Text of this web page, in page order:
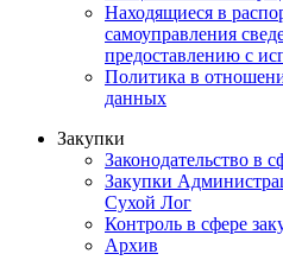
Находящиеся в
самоуправления
предоставлению с
Политика в
данных
Закупки
Законодательство в
Закупки
Сухой Лог
Контроль в сфере
Архив